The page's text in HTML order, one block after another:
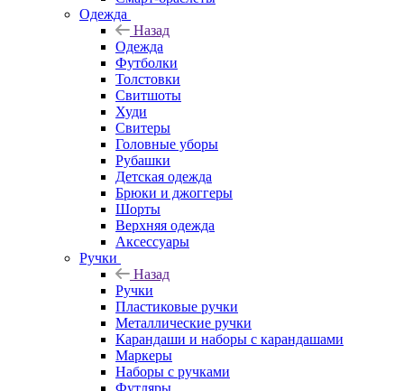
Одежда
Назад
Одежда
Футболки
Толстовки
Свитшоты
Худи
Свитеры
Головные уборы
Рубашки
Детская одежда
Брюки и джоггеры
Шорты
Верхняя одежда
Аксессуары
Ручки
Назад
Ручки
Пластиковые ручки
Металлические ручки
Карандаши и наборы с карандашами
Маркеры
Наборы с ручками
Футляры